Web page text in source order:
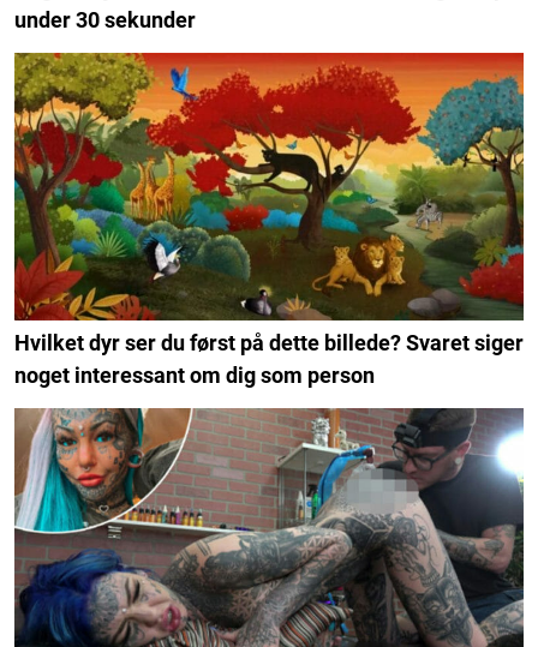
under 30 sekunder
Hvilket dyr ser du først på dette billede? Svaret siger
noget interessant om dig som person